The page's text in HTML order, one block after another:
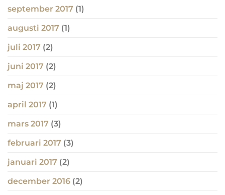
september 2017 (1)
augusti 2017 (1)
juli 2017 (2)
juni 2017 (2)
maj 2017 (2)
april 2017 (1)
mars 2017 (3)
februari 2017 (3)
januari 2017 (2)
december 2016 (2)